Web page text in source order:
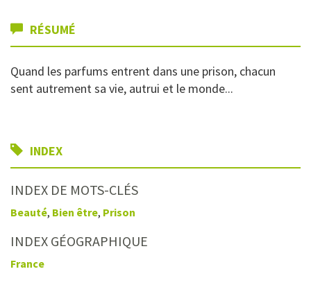
RÉSUMÉ
Quand les parfums entrent dans une prison, chacun
sent autrement sa vie, autrui et le monde...
INDEX
INDEX DE MOTS-CLÉS
Beauté, Bien être, Prison
INDEX GÉOGRAPHIQUE
France